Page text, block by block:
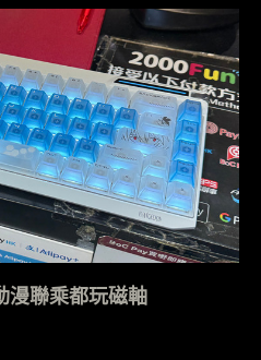
漫聯乘都玩磁軸